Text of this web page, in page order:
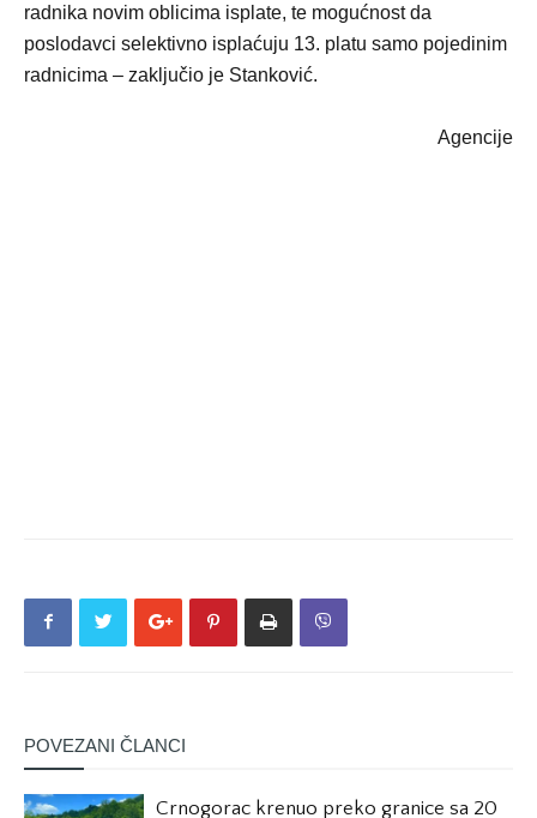
radnika novim oblicima isplate, te mogućnost da
poslodavci selektivno isplaćuju 13. platu samo pojedinim
radnicima – zaključio je Stanković.
Agencije
POVEZANI ČLANCI
Crnogorac krenuo preko granice sa 20